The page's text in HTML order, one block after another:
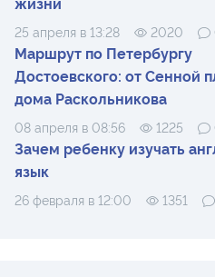
25 апреля в 13:28 2020
Маршрут по Петербургу
Достоевского: от Сенной
дома Раскольникова
08 апреля в 08:56 1225
Зачем ребенку изучать
язык
26 февраля в 12:00 1351